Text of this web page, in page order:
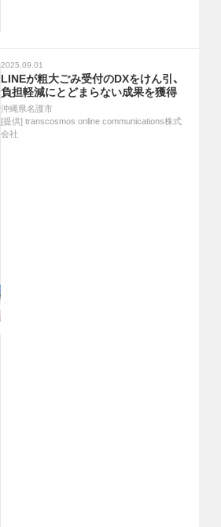
2025.09.01
LINEが粗大ごみ受付のDXをけん引、
負担軽減にとどまらない成果を獲得
沖縄県名護市
[提供] transcosmos online communications株式
会社